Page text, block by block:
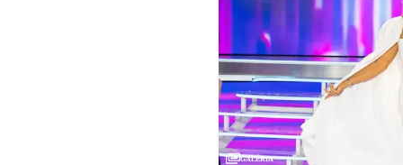
Galéria